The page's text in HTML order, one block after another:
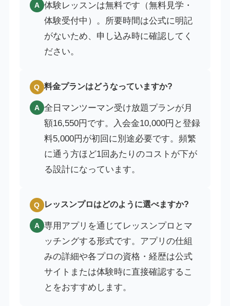
A 体験レッスンは無料です（無料見学・
体験受付中）。所要時間は公式に明記
がないため、申し込み時に確認してく
ださい。
Q 料金プランはどうなっていますか?
A 全日マンツーマン受け放題プランが月
額16,550円です。入会金10,000円と登録
料5,000円が初回に別途必要です。頻繁
に通う方ほど1回あたりのコストが下が
る設計になっています。
Q レッスンプロはどのように選べますか?
A 専用アプリを通じてレッスンプロとマ
ッチングする形式です。アプリの仕組
みの詳細や各プロの資格・経歴は公式
サイトまたは体験時に直接確認するこ
とをおすすめします。